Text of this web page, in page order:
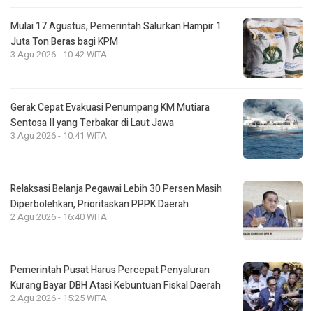
Mulai 17 Agustus, Pemerintah Salurkan Hampir 1
Juta Ton Beras bagi KPM
3 Agu 2026 - 10:42 WITA
Gerak Cepat Evakuasi Penumpang KM Mutiara
Sentosa II yang Terbakar di Laut Jawa
3 Agu 2026 - 10:41 WITA
Relaksasi Belanja Pegawai Lebih 30 Persen Masih
Diperbolehkan, Prioritaskan PPPK Daerah
2 Agu 2026 - 16:40 WITA
Pemerintah Pusat Harus Percepat Penyaluran
Kurang Bayar DBH Atasi Kebuntuan Fiskal Daerah
2 Agu 2026 - 15:25 WITA